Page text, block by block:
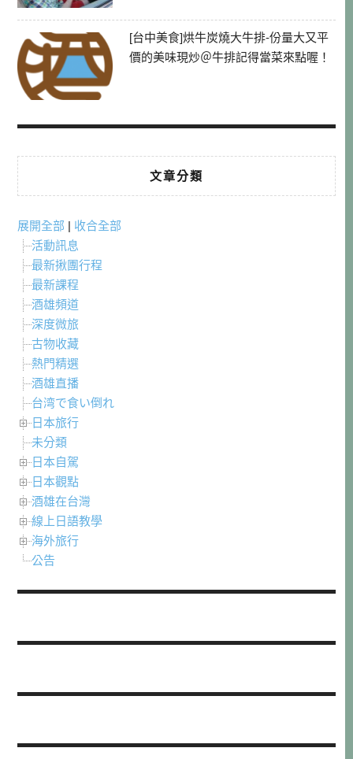
[台中美食]烘牛炭燒大牛排-份量大又平
價的美味現炒＠牛排記得當菜來點喔！
文章分類
展開全部 | 收合全部
活動訊息
最新揪團行程
最新課程
酒雄頻道
深度微旅
古物收藏
熱門精選
酒雄直播
台湾で食い倒れ
日本旅行
未分類
日本自駕
日本觀點
酒雄在台灣
線上日語教學
海外旅行
公告